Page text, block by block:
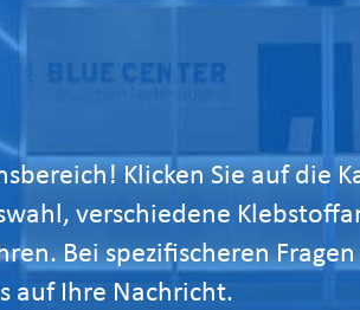
Klicken Sie auf die
verschiedene
Bei spezifischeren
auf Ihre Nachricht.